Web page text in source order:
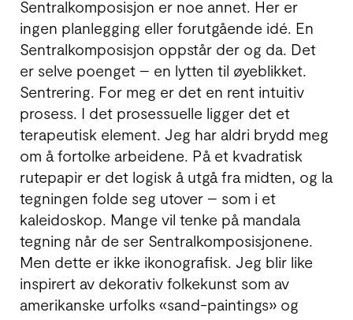
Sentral­komposisjon er noe annet. Her er
ingen planlegging eller forutgående idé. En
Sentral­komposisjon oppstår der og da. Det
er selve poenget – en lytten til øyeblikket.
Sentrering. For meg er det en rent intuitiv
prosess. I det prosessuelle ligger det et
terapeutisk element. Jeg har aldri brydd meg
om å fortolke arbeidene. På et kvadratisk
rutepapir er det logisk å utgå fra midten, og la
tegningen folde seg utover – som i et
kaleidoskop. Mange vil tenke på mandala
tegning når de ser Sentral­komposisjonene.
Men dette er ikke ikono­grafisk. Jeg blir like
inspirert av dekorativ folke­kunst som av
amerikanske urfolks «sand-paintings» og